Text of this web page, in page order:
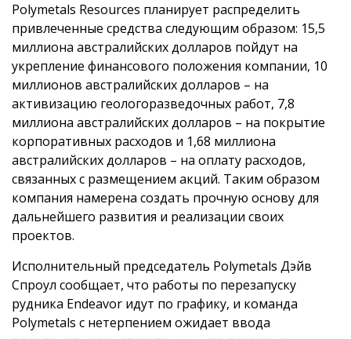
Polymetals Resources планирует распределить
привлеченные средства следующим образом: 15,5
миллиона австралийских долларов пойдут на
укрепление финансового положения компании, 10
миллионов австралийских долларов – на
активизацию геологоразведочных работ, 7,8
миллиона австралийских долларов – на покрытие
корпоративных расходов и 1,68 миллиона
австралийских долларов – на оплату расходов,
связанных с размещением акций. Таким образом
компания намерена создать прочную основу для
дальнейшего развития и реализации своих
проектов.
Исполнительный председатель Polymetals Дэйв
Спроул сообщает, что работы по перезапуску
рудника Endeavor идут по графику, и команда
Polymetals с нетерпением ожидает ввода